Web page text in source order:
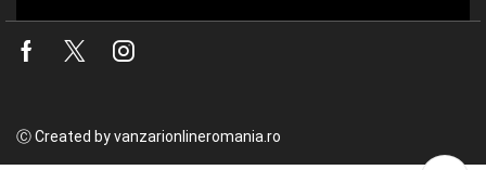
Facebook
Twitter
Ⓒ Created by vanzarionlineromania.ro